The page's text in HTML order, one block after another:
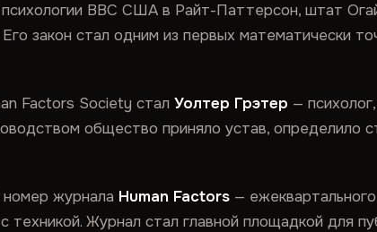
ВВС США в Райт-Паттерсон, штат
закон стал одним из первых математически
Factors Society стал Уолтер Грэтер —
общество приняло устав, определило
журнала Human Factors —
техникой. Журнал стал главной площадкой для